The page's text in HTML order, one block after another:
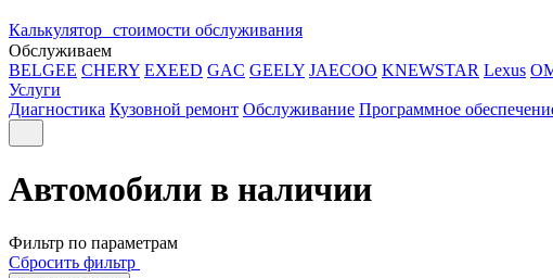
Калькулятор стоимости обслуживания
Обслуживаем
BELGEE CHERY EXEED GAC GEELY JAECOO KNEWSTAR Lexus
Услуги
Диагностика Кузовной ремонт Обслуживание Программное
Автомобили в наличии
Фильтр по параметрам
Сбросить фильтр